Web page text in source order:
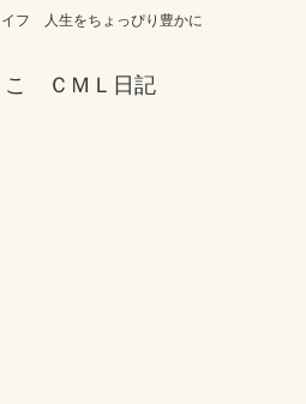
フ 人生をちょっぴり豊かに
こ ＣＭＬ日記